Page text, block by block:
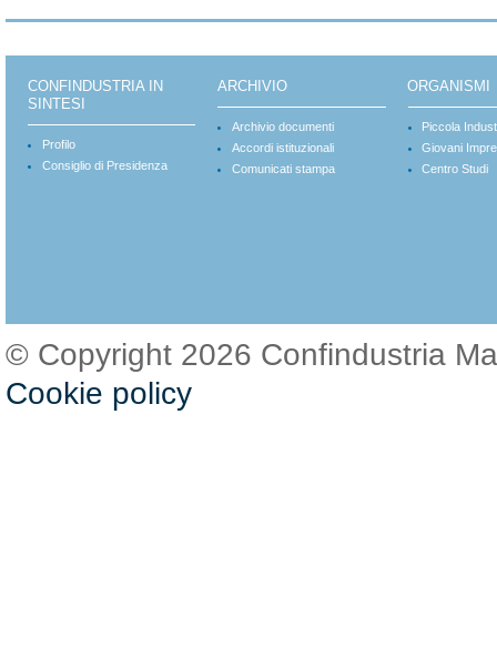
CONFINDUSTRIA IN
SINTESI
Profilo
Consiglio di Presidenza
ARCHIVIO
Archivio documenti
Accordi istituzionali
Comunicati stampa
ORGANISMI
Piccola
Giovani
Centro Studi
© Copyright 2026 Confindustria
Cookie policy